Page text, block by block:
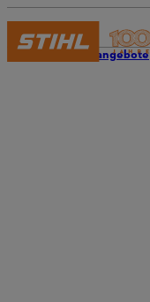
Stellenangebote